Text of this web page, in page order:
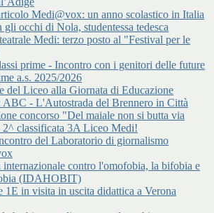
Medi@vox: un anno scolastico in Italia
gli occhi di Nola, studentessa tedesca
Medi: terzo posto al "Festival per le
prime - Incontro con i genitori delle future
a.s. 2025/2026
del Liceo alla Giornata di Educazione
ABC - L'Autostrada del Brennero in Città
concorso "Del maiale non si butta via
2^ classificata 3A Liceo Medi!
del Laboratorio di giornalismo
internazionale contro l'omofobia, la bifobia e
(IDAHOBIT)
1E in visita in uscita didattica a Verona